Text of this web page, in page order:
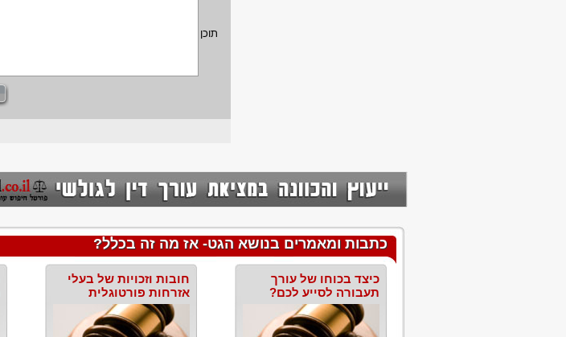
תוכן
כתבות ומאמרים בנושא הגט- אז מה זה בכלל?
כיצד בכוחו של עורך
תעבורה לסייע לכם?
חובות וזכויות של בעלי
אזרחות פורטוגלית